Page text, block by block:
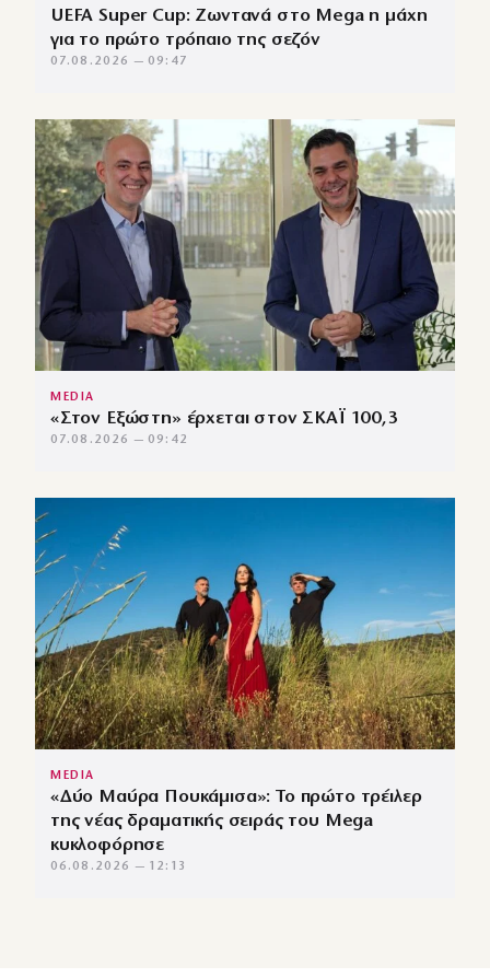
UEFA Super Cup: Ζωντανά στο Mega η μάχη
για το πρώτο τρόπαιο της σεζόν
07.08.2026 — 09:47
MEDIA
«Στον Εξώστη» έρχεται στον ΣΚΑΪ 100,3
07.08.2026 — 09:42
MEDIA
«Δύο Μαύρα Πουκάμισα»: Το πρώτο τρέιλερ
της νέας δραματικής σειράς του Mega
κυκλοφόρησε
06.08.2026 — 12:13